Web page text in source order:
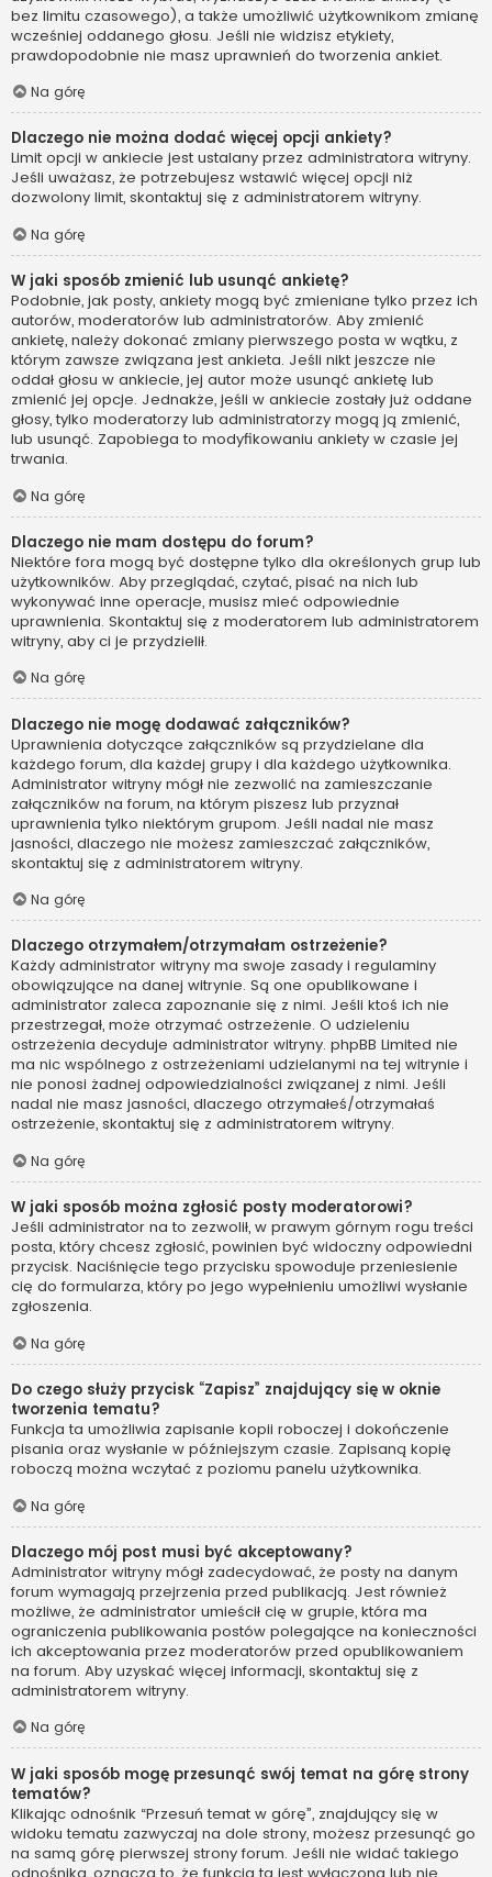
bez limitu czasowego), a także umożliwić użytkownikom zmianę
wcześniej oddanego głosu. Jeśli nie widzisz etykiety,
prawdopodobnie nie masz uprawnień do tworzenia ankiet.
Na górę
Dlaczego nie można dodać więcej opcji ankiety?
Limit opcji w ankiecie jest ustalany przez administratora witryny.
Jeśli uważasz, że potrzebujesz wstawić więcej opcji niż
dozwolony limit, skontaktuj się z administratorem witryny.
Na górę
W jaki sposób zmienić lub usunąć ankietę?
Podobnie, jak posty, ankiety mogą być zmieniane tylko przez ich
autorów, moderatorów lub administratorów. Aby zmienić
ankietę, należy dokonać zmiany pierwszego posta w wątku, z
którym zawsze związana jest ankieta. Jeśli nikt jeszcze nie
oddał głosu w ankiecie, jej autor może usunąć ankietę lub
zmienić jej opcje. Jednakże, jeśli w ankiecie zostały już oddane
głosy, tylko moderatorzy lub administratorzy mogą ją zmienić,
lub usunąć. Zapobiega to modyfikowaniu ankiety w czasie jej
trwania.
Na górę
Dlaczego nie mam dostępu do forum?
Niektóre fora mogą być dostępne tylko dla określonych grup lub
użytkowników. Aby przeglądać, czytać, pisać na nich lub
wykonywać inne operacje, musisz mieć odpowiednie
uprawnienia. Skontaktuj się z moderatorem lub administratorem
witryny, aby ci je przydzielił.
Na górę
Dlaczego nie mogę dodawać załączników?
Uprawnienia dotyczące załączników są przydzielane dla
każdego forum, dla każdej grupy i dla każdego użytkownika.
Administrator witryny mógł nie zezwolić na zamieszczanie
załączników na forum, na którym piszesz lub przyznał
uprawnienia tylko niektórym grupom. Jeśli nadal nie masz
jasności, dlaczego nie możesz zamieszczać załączników,
skontaktuj się z administratorem witryny.
Na górę
Dlaczego otrzymałem/otrzymałam ostrzeżenie?
Każdy administrator witryny ma swoje zasady i regulaminy
obowiązujące na danej witrynie. Są one opublikowane i
administrator zaleca zapoznanie się z nimi. Jeśli ktoś ich nie
przestrzegał, może otrzymać ostrzeżenie. O udzieleniu
ostrzeżenia decyduje administrator witryny. phpBB Limited nie
ma nic wspólnego z ostrzeżeniami udzielanymi na tej witrynie i
nie ponosi żadnej odpowiedzialności związanej z nimi. Jeśli
nadal nie masz jasności, dlaczego otrzymałeś/otrzymałaś
ostrzeżenie, skontaktuj się z administratorem witryny.
Na górę
W jaki sposób można zgłosić posty moderatorowi?
Jeśli administrator na to zezwolił, w prawym górnym rogu treści
posta, który chcesz zgłosić, powinien być widoczny odpowiedni
przycisk. Naciśnięcie tego przycisku spowoduje przeniesienie
cię do formularza, który po jego wypełnieniu umożliwi wysłanie
zgłoszenia.
Na górę
Do czego służy przycisk “Zapisz” znajdujący się w oknie
tworzenia tematu?
Funkcja ta umożliwia zapisanie kopii roboczej i dokończenie
pisania oraz wysłanie w późniejszym czasie. Zapisaną kopię
roboczą można wczytać z poziomu panelu użytkownika.
Na górę
Dlaczego mój post musi być akceptowany?
Administrator witryny mógł zadecydować, że posty na danym
forum wymagają przejrzenia przed publikacją. Jest również
możliwe, że administrator umieścił cię w grupie, która ma
ograniczenia publikowania postów polegające na konieczności
ich akceptowania przez moderatorów przed opublikowaniem
na forum. Aby uzyskać więcej informacji, skontaktuj się z
administratorem witryny.
Na górę
W jaki sposób mogę przesunąć swój temat na górę strony
tematów?
Klikając odnośnik “Przesuń temat w górę”, znajdujący się w
widoku tematu zazwyczaj na dole strony, możesz przesunąć go
na samą górę pierwszej strony forum. Jeśli nie widać takiego
odnośnika, oznacza to, że funkcja ta jest wyłączona lub nie